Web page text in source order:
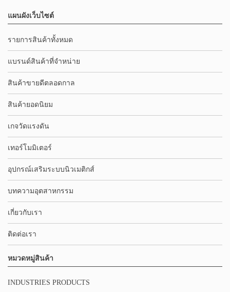
แผนผังเว็บไซต์
รายการสินค้าทั้งหมด
แบรนด์สินค้าที่จำหน่าย
สินค้าขายดีตลอดกาล
สินค้ายอดนิยม
เกจวัดแรงดัน
เทอร์โมมิเตอร์
อุปกรณ์เสริมระบบนิวเมติกส์
บทความอุตสาหกรรม
เกี่ยวกับเรา
ติดต่อเรา
หมวดหมู่สินค้า
INDUSTRIES PRODUCTS